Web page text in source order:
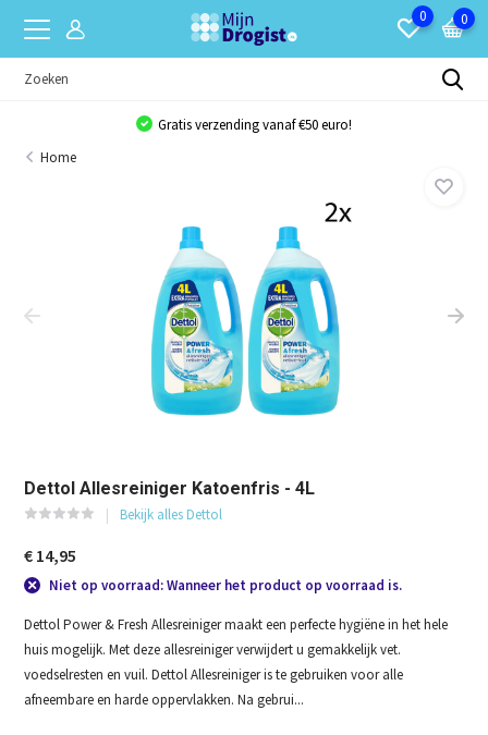
0 0
Gratis verzending vanaf €50 euro!
Home
Dettol Allesreiniger Katoenfris - 4L
Bekijk alles Dettol
€ 14,95
Niet op voorraad: Wanneer het product op voorraad is.
Dettol Power & Fresh Allesreiniger maakt een perfecte hygiëne in het hele
huis mogelijk. Met deze allesreiniger verwijdert u gemakkelijk vet.
voedselresten en vuil. Dettol Allesreiniger is te gebruiken voor alle
afneembare en harde oppervlakken. Na gebrui...